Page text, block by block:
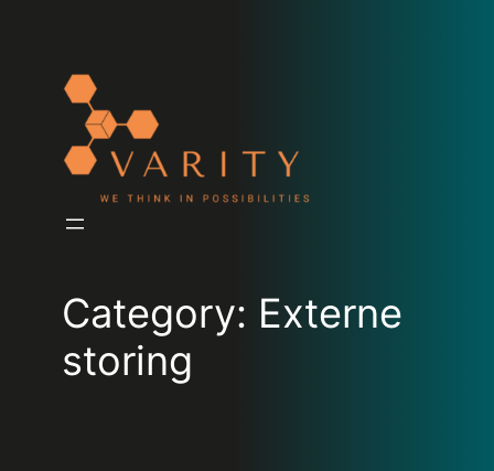
Category: Externe
storing